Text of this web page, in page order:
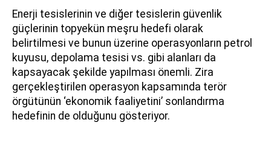
Enerji tesislerinin ve diğer tesislerin güvenlik
güçlerinin topyekün meşru hedefi olarak
belirtilmesi ve bunun üzerine operasyonların petrol
kuyusu, depolama tesisi vs. gibi alanları da
kapsayacak şekilde yapılması önemli. Zira
gerçekleştirilen operasyon kapsamında terör
örgütünün ‘ekonomik faaliyetini’ sonlandırma
hedefinin de olduğunu gösteriyor.